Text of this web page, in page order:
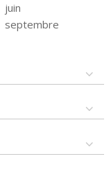
juin
septembre